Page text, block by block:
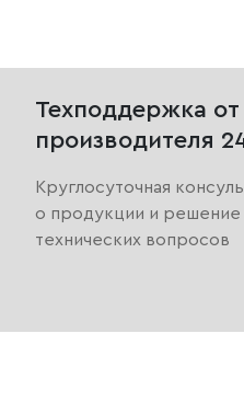
Техподдержка от
производителя
Круглосуточная
о продукции и решение
технических вопросов